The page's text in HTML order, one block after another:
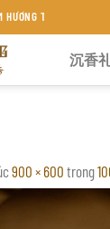
QUANG KHÁNH HÒA
沉香
900 × 600 trong